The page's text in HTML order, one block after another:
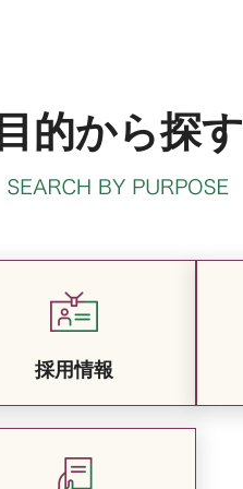
目的から探す
採用情報